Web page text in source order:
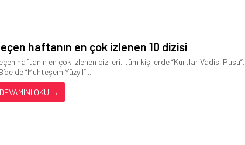
haftanın en çok izlenen 10 dizisi
haftanın en çok izlenen dizileri, tüm kişilerde “Kurtlar Vadisi Pusu”,
de “Muhteşem Yüzyıl”...
DEVAMINI OKU →